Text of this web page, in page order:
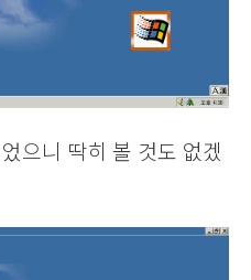
으니 딱히 볼 것도 없겠